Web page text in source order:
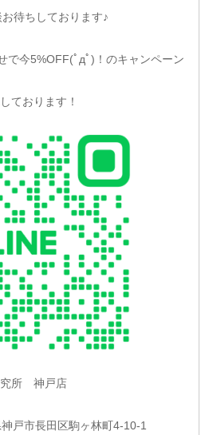
待ちしております♪
で今5%OFF(ﾟдﾟ)！のキャンペーン
ております！
所 神戸店
戸市長田区駒ヶ林町4-10-1